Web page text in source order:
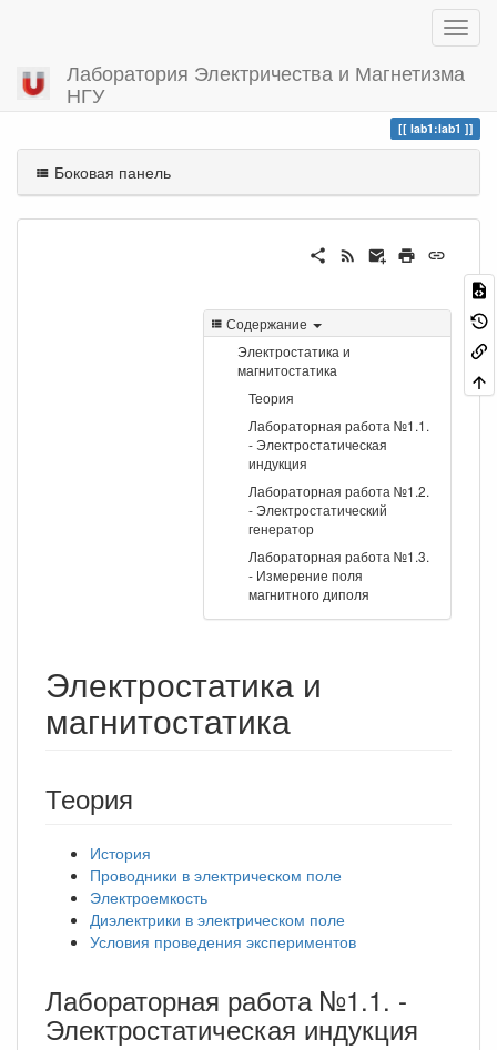
Лаборатория Электричества и Магнетизма
НГУ
Вы посетили
lab1:lab1
Боковая панель
Содержание
Электростатика и
магнитостатика
Теория
Лабораторная работа №1.1.
- Электростатическая
индукция
Лабораторная работа №1.2.
- Электростатический
генератор
Лабораторная работа №1.3.
- Измерение поля
магнитного диполя
Электростатика и
магнитостатика
Теория
История
Проводники в электрическом поле
Электроемкость
Диэлектрики в электрическом поле
Условия проведения экспериментов
Лабораторная работа №1.1. -
Электростатическая индукция